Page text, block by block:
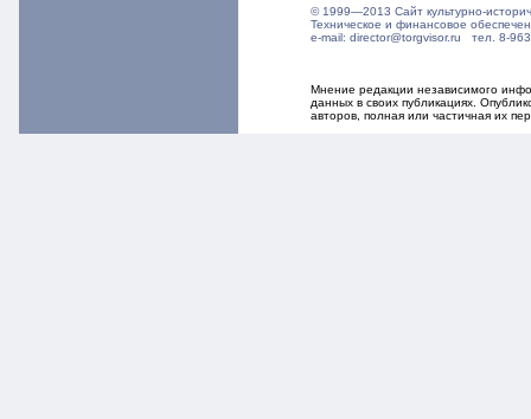
© 1999—2013 Сайт культурно-
Техническое и финансовое
e-mail: director@torgvisor.ru тел. 8-
Мнение редакции независимого
данных в своих публикациях.
авторов, полная или частичная их